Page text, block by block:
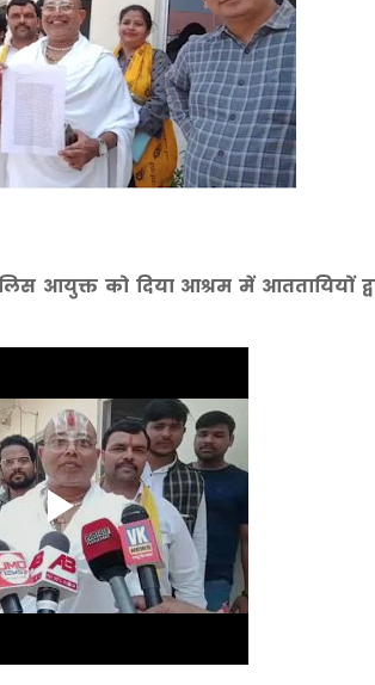
आयुक्त को दिया आश्रम में आततायियों